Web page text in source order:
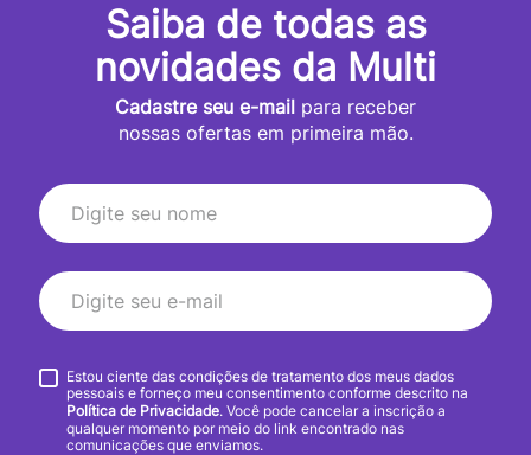
Saiba de todas as
novidades da Multi
Cadastre seu e-mail para receber
nossas ofertas em primeira mão.
Estou ciente das condições de tratamento dos meus dados
pessoais e forneço meu consentimento conforme descrito na
Política de Privacidade. Você pode cancelar a inscrição a
qualquer momento por meio do link encontrado nas
comunicações que enviamos.